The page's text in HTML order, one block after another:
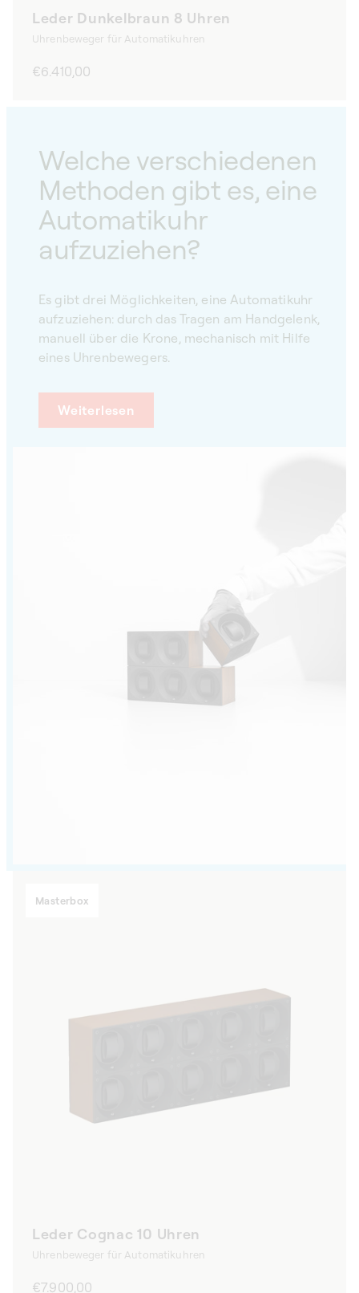
Leder Dunkelbraun 8 Uhren
Uhrenbeweger für Automatikuhren
Normaler
€6.410,00
Welche verschiedenen
Methoden gibt es, eine
Automatikuhr
aufzuziehen?
Es gibt drei Möglichkeiten, eine Automatikuhr
aufzuziehen: durch das Tragen am Handgelenk,
manuell über die Krone, mechanisch mit Hilfe
eines Uhrenbewegers.
Weiterlesen
Masterbox
Leder Cognac 10 Uhren
Uhrenbeweger für Automatikuhren
Normaler
€7.900,00